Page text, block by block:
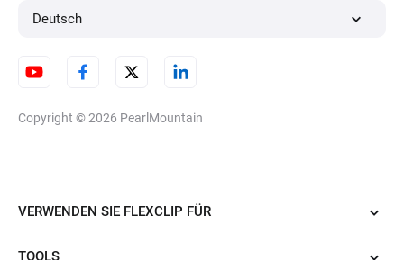
Deutsch
Copyright © 2026 PearlMountain
VERWENDEN SIE FLEXCLIP FÜR
TOOLS